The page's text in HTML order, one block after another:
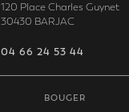
120 Place Charles Guynet
30430 BARJAC
04 66 24 53 44
BOUGER